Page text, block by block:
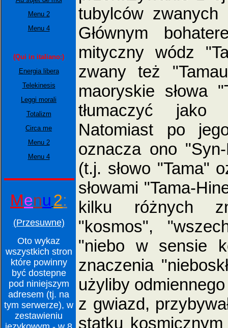
Menu 2
Menu 4
(Qui in italiano:)
Energia libera
Telekinesis
Leggi morali
Totalizm
Circa me
Menu 2
Menu 4
Menu2:
(Przesuwne)
Oto wykaz
wszystkich stron
które powinny
być dostepne
pod niniejszym
adresem (tj. na
tym serwerze), w
zestawieniu
tubylców zwanych
Głównym
mityczny wódz
zwany też
maoryskie słowa
tłumaczyć jako
Natomiast po
oznacza ono
(t.j. słowo "Tama"
słowami "Tama-
kilku różnych
"kosmos",
"niebo w sensie
znaczenia
użyliby odmiennego
z gwiazd,
statku